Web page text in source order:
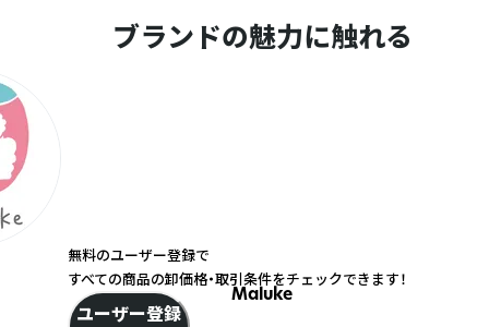
ブランドの魅力に触れる
Maluke
無料のユーザー登録で
すべての商品の卸価格・取引条件をチェックできます！
ユーザー登録